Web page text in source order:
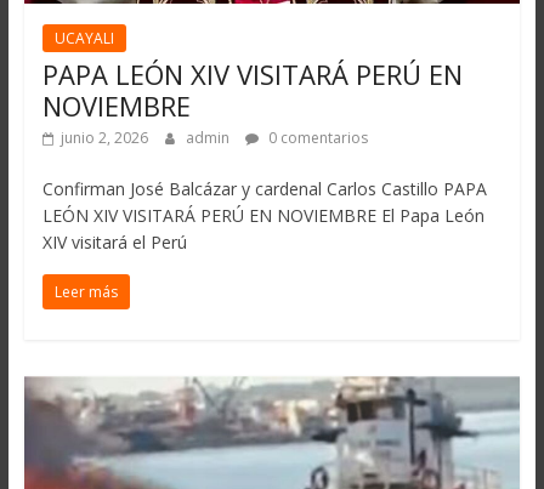
UCAYALI
PAPA LEÓN XIV VISITARÁ PERÚ EN
NOVIEMBRE
junio 2, 2026 admin 0 comentarios
Confirman José Balcázar y cardenal Carlos Castillo PAPA
LEÓN XIV VISITARÁ PERÚ EN NOVIEMBRE El Papa León
XIV visitará el Perú
Leer más